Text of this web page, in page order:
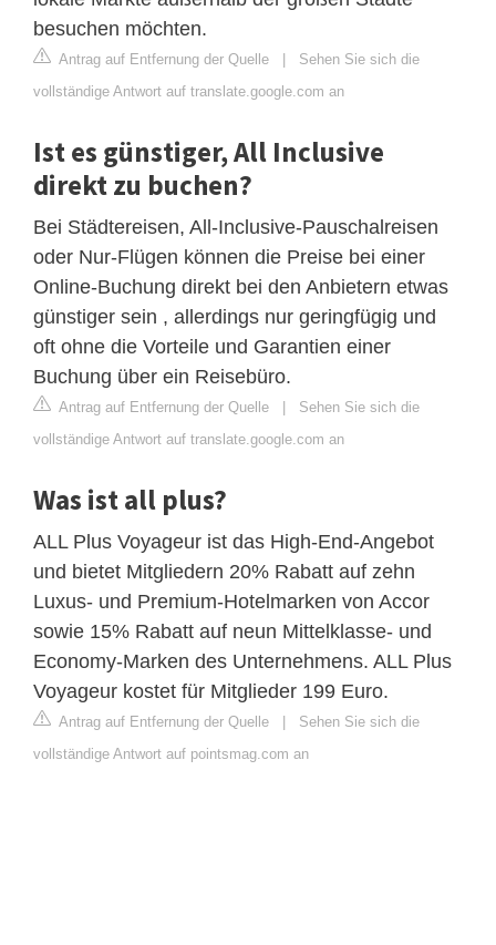
besuchen möchten.
Antrag auf Entfernung der Quelle | Sehen Sie sich die
vollständige Antwort auf translate.google.com an
Ist es günstiger, All Inclusive
direkt zu buchen?
Bei Städtereisen, All-Inclusive-Pauschalreisen
oder Nur-Flügen können die Preise bei einer
Online-Buchung direkt bei den Anbietern etwas
günstiger sein , allerdings nur geringfügig und
oft ohne die Vorteile und Garantien einer
Buchung über ein Reisebüro.
Antrag auf Entfernung der Quelle | Sehen Sie sich die
vollständige Antwort auf translate.google.com an
Was ist all plus?
ALL Plus Voyageur ist das High-End-Angebot
und bietet Mitgliedern 20% Rabatt auf zehn
Luxus- und Premium-Hotelmarken von Accor
sowie 15% Rabatt auf neun Mittelklasse- und
Economy-Marken des Unternehmens. ALL Plus
Voyageur kostet für Mitglieder 199 Euro.
Antrag auf Entfernung der Quelle | Sehen Sie sich die
vollständige Antwort auf pointsmag.com an